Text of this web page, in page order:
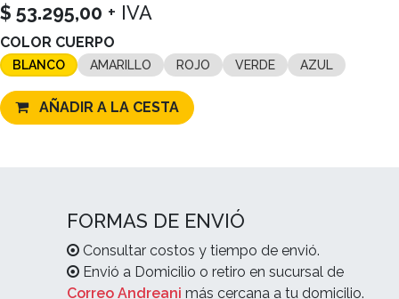
$ 53.295,00 + IVA
COLOR CUERPO
BLANCO AMARILLO ROJO VERDE AZUL
AÑADIR A LA CESTA
FORMAS DE ENVIÓ
Consultar costos y tiempo de envió.
Envió a Domicilio o retiro en sucursal de
Correo Andreani más cercana a tu domicilio.